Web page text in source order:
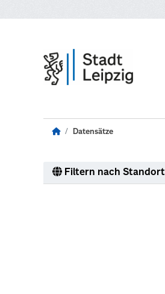
Datensätze
Filtern nach Standort